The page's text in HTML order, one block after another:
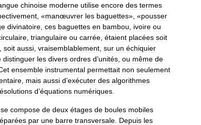
chinoise moderne utilise encore des termes
, «manœuvrer les baguettes», «pousser
divinatoire ces baguettes en bambou ivoire ou
triangulaire ou carrée étaient placées soit
soit aussi vraisemblablement sur un échiquier
distinguer les divers ordres d’unités ou même de
ensemble instrumental permettait non seulement
mais aussi d’exécuter des algorithmes
d’équations numériques
se compose de deux étages de boules mobiles
par une barre transversale Depuis les